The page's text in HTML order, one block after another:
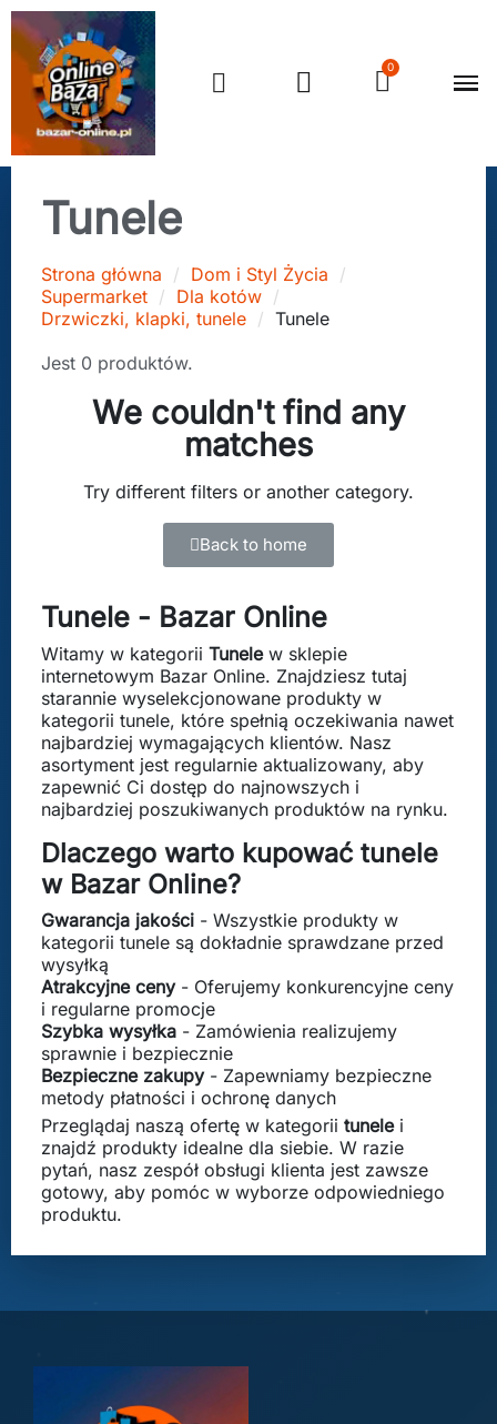
Tunele
Strona główna
Dom i Styl Życia
Supermarket
Dla kotów
Drzwiczki, klapki, tunele
Tunele
Jest 0 produktów.
We couldn't find any
matches
Try different filters or another category.
Back to home
Tunele - Bazar Online
Witamy w kategorii Tunelew sklepie
internetowym Bazar Online. Znajdziesz tutaj
starannie wyselekcjonowane produkty w
kategorii tunele, które spełnią oczekiwania nawet
najbardziej wymagających klientów. Nasz
asortyment jest regularnie aktualizowany, aby
zapewnić Ci dostęp do najnowszych i
najbardziej poszukiwanych produktów na rynku.
Dlaczego warto kupować tunele
w Bazar Online?
Gwarancja jakości - Wszystkie produkty w
kategorii tunele są dokładnie sprawdzane przed
wysyłką
Atrakcyjne ceny- Oferujemy konkurencyjne ceny
i regularne promocje
Szybka wysyłka - Zamówienia realizujemy
sprawnie i bezpiecznie
Bezpieczne zakupy- Zapewniamy bezpieczne
metody płatności i ochronę danych
Przeglądaj naszą ofertę w kategorii tunelei
znajdź produkty idealne dla siebie. W razie
pytań, nasz zespół obsługi klienta jest zawsze
gotowy, aby pomóc w wyborze odpowiedniego
produktu.